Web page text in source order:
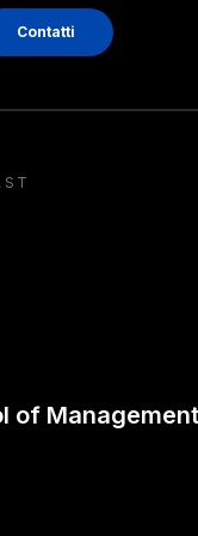
Contatti
of Management